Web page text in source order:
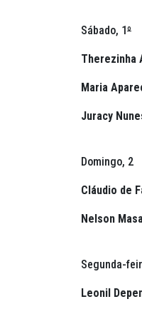
Sábado, 1º
Therezinha
Maria
Juracy
Domingo, 2
Cláudio de
Nelson
Segunda-
Leonil